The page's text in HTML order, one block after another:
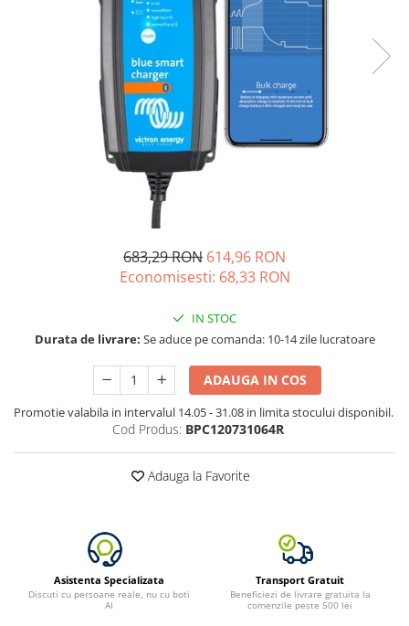
Acumulatori de stocare
Componente sisteme de balcon
683,29 RON 614,96 RON
Economisesti: 68,33 RON
IN STOC
Durata de livrare: Se aduce pe comanda: 10-14 zile lucratoare
ADAUGA IN COS
Promotie valabila in intervalul 14.05 - 31.08 in limita stocului disponibil.
Cod Produs: BPC120731064R
Adauga la Favorite
Asistenta Specializata
Discuti cu persoane reale, nu cu boti
AI
Transport Gratuit
Beneficiezi de livrare gratuita la
comenzile peste 500 lei